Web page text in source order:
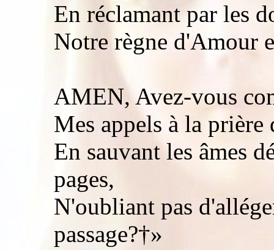
En réclamant par les
Notre règne d'Amour
AMEN, Avez-vous
Mes appels à la
En sauvant les âmes
pages,
N'oubliant pas
passage?†»